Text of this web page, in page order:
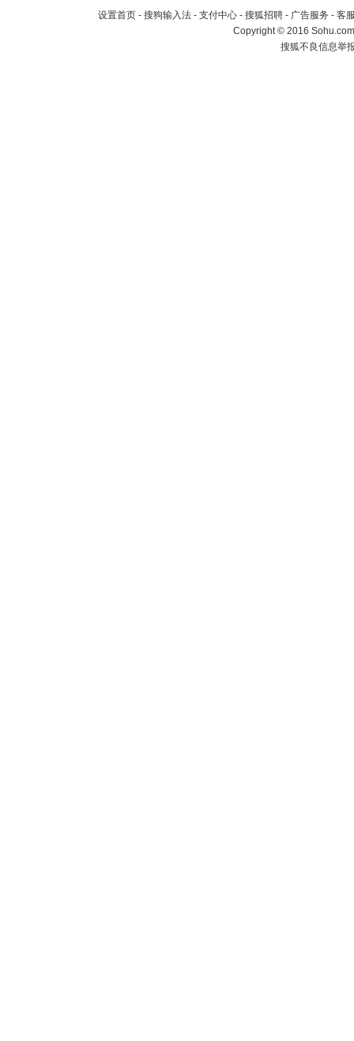
设置首页 - 搜狗输入法 - 支付中心 - 搜狐招聘 - 广告服务 - 客
Copyright©2016
搜狐不良信息举